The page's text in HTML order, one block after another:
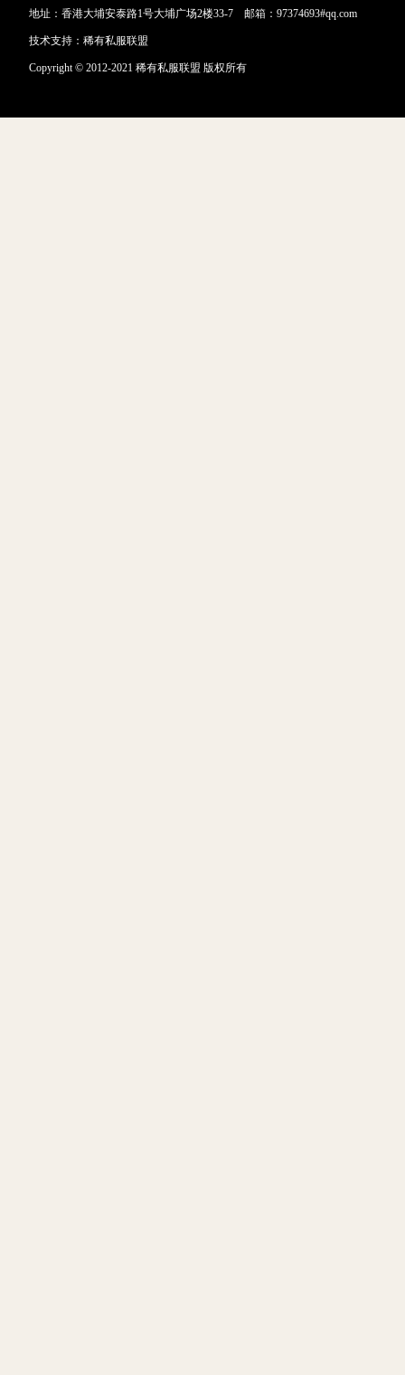
地址：香港大埔安泰路1号大埔广场2楼33-7 邮箱：97374693#qq.com
技术支持： 稀有私服联盟
Copyright © 2012-2021 稀有私服联盟 版权所有